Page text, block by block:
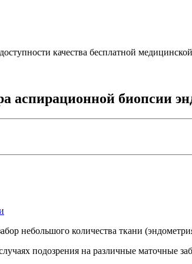
качества бесплатной
аспирационной биопсии
небольшого количества ткани
подозрения на различные маточные